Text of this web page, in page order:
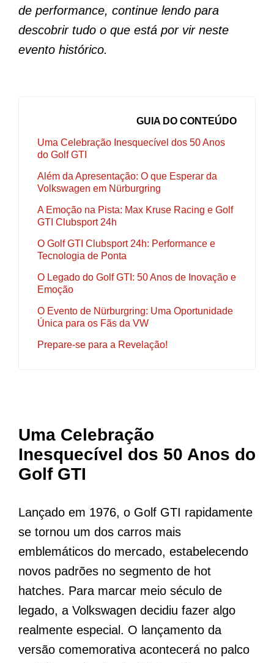
de performance, continue lendo para
descobrir tudo o que está por vir neste
evento histórico.
GUIA DO CONTEÚDO
Uma Celebração Inesquecível dos 50 Anos
do Golf GTI
Além da Apresentação: O que Esperar da
Volkswagen em Nürburgring
A Emoção na Pista: Max Kruse Racing e Golf
GTI Clubsport 24h
O Golf GTI Clubsport 24h: Performance e
Tecnologia de Ponta
O Legado do Golf GTI: 50 Anos de Inovação e
Emoção
O Evento de Nürburgring: Uma Oportunidade
Única para os Fãs da VW
Prepare-se para a Revelação!
Uma Celebração
Inesquecível dos 50 Anos do
Golf GTI
Lançado em 1976, o Golf GTI rapidamente
se tornou um dos carros mais
emblemáticos do mercado, estabelecendo
novos padrões no segmento de hot
hatches. Para marcar meio século de
legado, a Volkswagen decidiu fazer algo
realmente especial. O lançamento da
versão comemorativa acontecerá no palco